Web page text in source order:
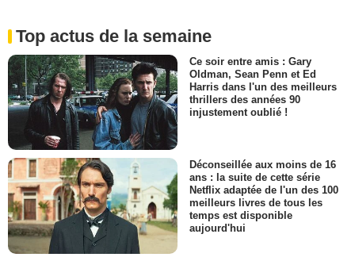
Top actus de la semaine
Ce soir entre amis : Gary
Oldman, Sean Penn et Ed
Harris dans l'un des meilleurs
thrillers des années 90
injustement oublié !
Déconseillée aux moins de 16
ans : la suite de cette série
Netflix adaptée de l'un des 100
meilleurs livres de tous les
temps est disponible
aujourd'hui